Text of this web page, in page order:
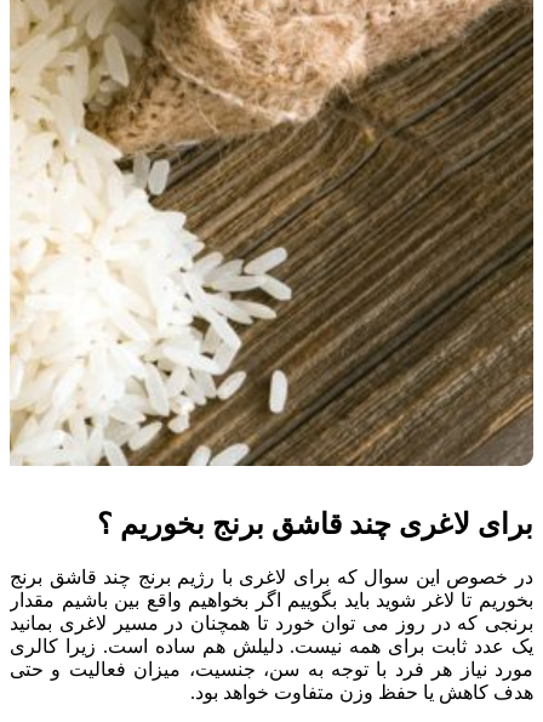
برای لاغری چند قاشق برنج بخوریم ؟
در خصوص این سوال که برای لاغری با رژیم برنج چند قاشق برنج
بخوریم تا لاغر شوید باید بگوییم اگر بخواهیم واقع بین باشیم مقدار
برنجی که در روز می توان خورد تا همچنان در مسیر لاغری بمانید
یک عدد ثابت برای همه نیست. دلیلش هم ساده است. زیرا کالری
مورد نیاز هر فرد با توجه به سن، جنسیت، میزان فعالیت و حتی
هدف کاهش یا حفظ وزن متفاوت خواهد بود.